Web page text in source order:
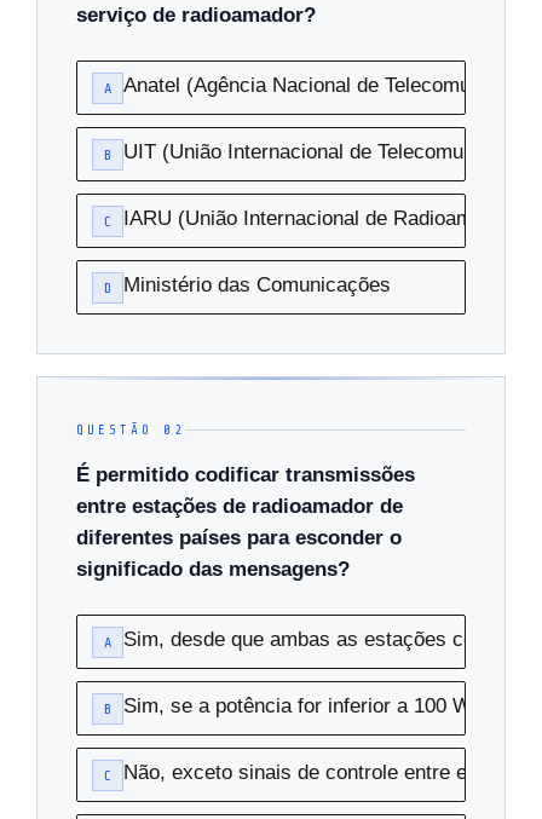
serviço de radioamador?
A Anatel (Agência Nacional de
B UIT (União Internacional de
C IARU (União Internacional de Radioamadores)
D Ministério das Comunicações
QUESTÃO 02
É permitido codificar transmissões
entre estações de radioamador de
diferentes países para esconder o
significado das mensagens?
A Sim, desde que ambas as estações
B Sim, se a potência for inferior a 100 W
C Não, exceto sinais de controle entre